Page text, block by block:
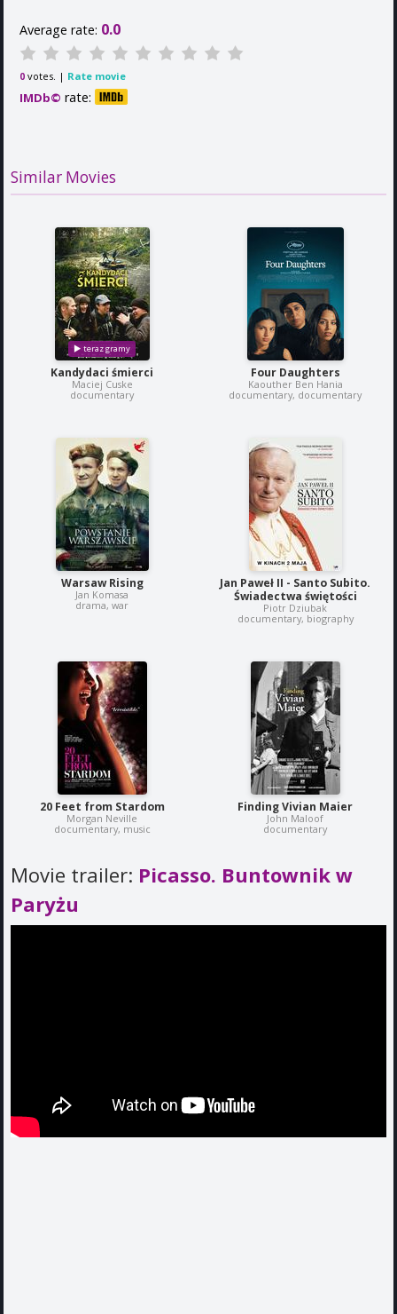
Average rate: 0.0
0 votes. | Rate movie
IMDb© rate:
Similar Movies
Kandydaci śmierci
Maciej Cuske
documentary
Four Daughters
Kaouther Ben Hania
documentary, documentary
Warsaw Rising
Jan Komasa
drama, war
Jan Paweł II - Santo Subito.
Świadectwa świętości
Piotr Dziubak
documentary, biography
20 Feet from Stardom
Morgan Neville
documentary, music
Finding Vivian Maier
John Maloof
documentary
Movie trailer: Picasso. Buntownik w
Paryżu